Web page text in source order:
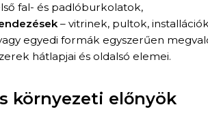
fal- és padlóburkolatok,
– vitrinek, pultok,
egyedi formák egyszerűen
hátlapjai és oldalsó elemei.
környezeti előnyök